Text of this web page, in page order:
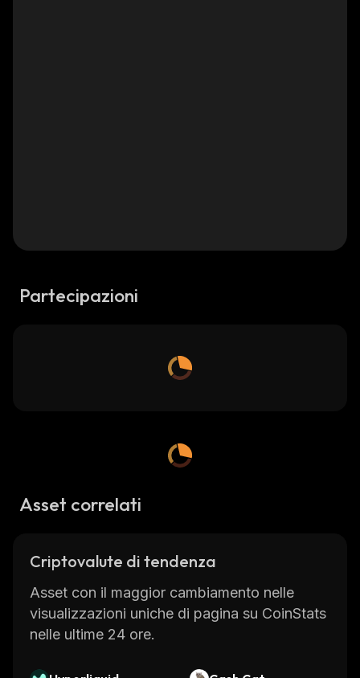
Partecipazioni
Asset correlati
Criptovalute di tendenza
Asset con il maggior cambiamento nelle
visualizzazioni uniche di pagina su CoinStats
nelle ultime 24 ore.